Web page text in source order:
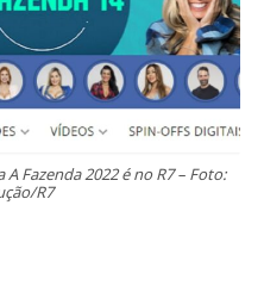
Fazenda 2022 é no R7 – Foto:
R7